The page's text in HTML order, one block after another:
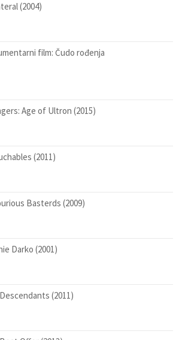
(2004)
film: Čudo rođenja
Age of Ultron (2015)
(2011)
Basterds (2009)
Darko (2001)
(2011)